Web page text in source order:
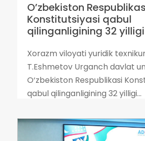
Oʼzbekiston
Konstitutsiyasi qabul
qilinganligining 32 yilligi
Xorazm viloyati yuridik
T.Eshmetov Urganch davlat
O‘zbekiston Respublikasi
qabul qilinganligining 32 yilligi...